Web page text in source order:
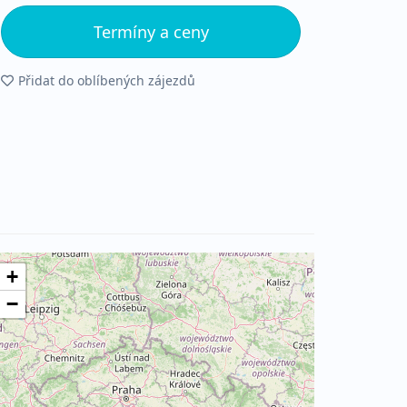
Termíny a ceny
Přidat do oblíbených zájezdů
+
−